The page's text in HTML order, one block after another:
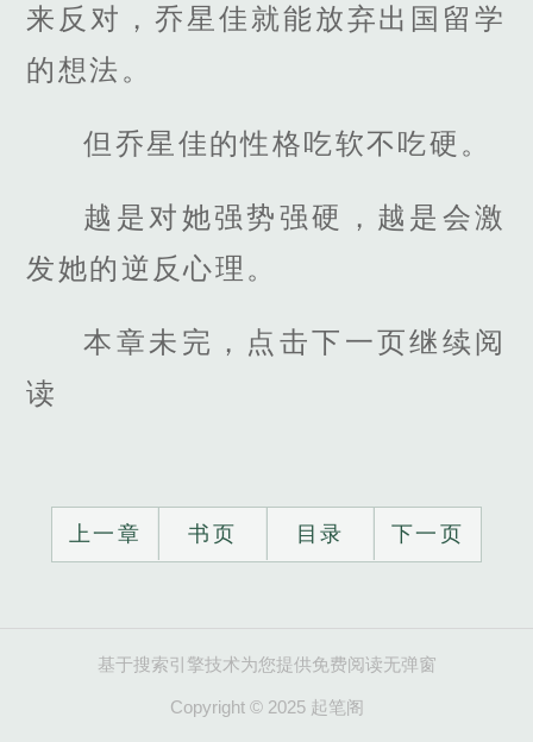
来反对，乔星佳就能放弃出国留学
的想法。
但乔星佳的性格吃软不吃硬。
越是对她强势强硬，越是会激
发她的逆反心理。
本章未完，点击下一页继续阅
读
上一章 书页 目录 下一页
基于搜索引擎技术为您提供免费阅读无弹窗
Copyright © 2025 起笔阁